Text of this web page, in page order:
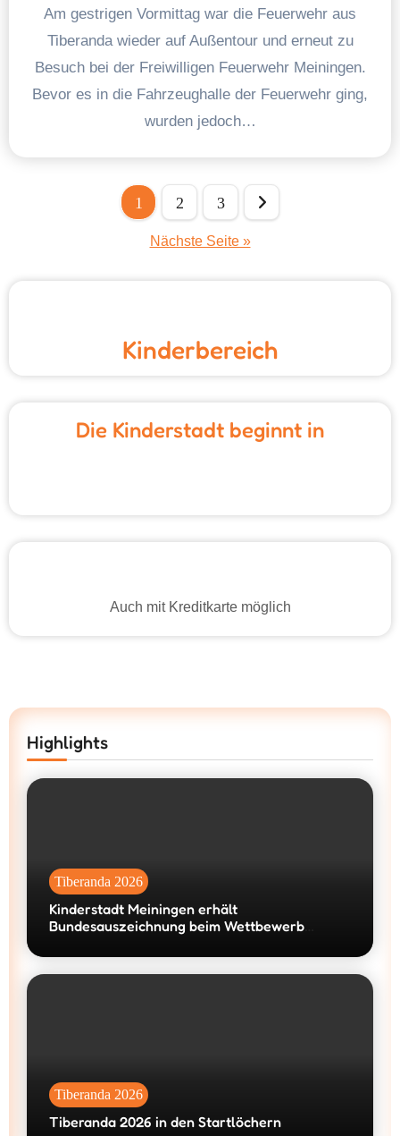
Am gestrigen Vormittag war die Feuerwehr aus
Tiberanda wieder auf Außentour und erneut zu
Besuch bei der Freiwilligen Feuerwehr Meiningen.
Bevor es in die Fahrzeughalle der Feuerwehr ging,
wurden jedoch…
Seitennummerierung
1 2 3
Nächste Seite »
Kinderbereich
Die Kinderstadt beginnt in
Auch mit Kreditkarte möglich
Highlights
Tiberanda 2026
Kinderstadt Meiningen erhält
Bundesauszeichnung beim Wettbewerb
Tiberanda 2026
Tiberanda 2026 in den Startlöchern